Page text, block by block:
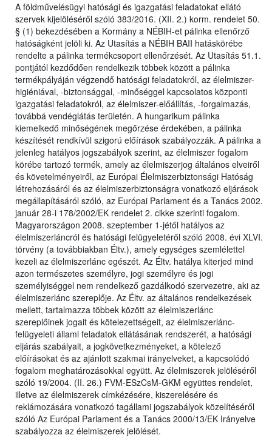
A földművelésügyi hatósági és igazgatási feladatokat ellátó
szervek kijelöléséről szóló 383/2016. (XII. 2.) korm. rendelet 50.
§ (1) bekezdésében a Kormány a NÉBIH-et pálinka ellenőrző
hatóságként jelöli ki. Az Utasítás a NÉBIH BAII hatáskörébe
rendelte a pálinka termékcsoport ellenőrzését. Az Utasítás 51.1.
pontjától kezdődően rendelkezik többek között a pálinka
termékpályáján végzendő hatósági feladatokról, az élelmiszer-
higiéniával, -biztonsággal, -minőséggel kapcsolatos központi
igazgatási feladatokról, az élelmiszer-előállítás, -forgalmazás,
továbbá vendéglátás területén. A hungarikum pálinka
kiemelkedő minőségének megőrzése érdekében, a pálinka
készítését rendkívül szigorú előírások szabályozzák. A pálinka a
jelenleg hatályos jogszabályok szerint, az élelmiszer fogalom
körébe tartozó termék, amely az élelmiszerjog általános elveiről
és követelményeiről, az Európai Élelmiszerbiztonsági Hatóság
létrehozásáról és az élelmiszerbiztonságra vonatkozó eljárások
megállapításáról szóló, az Európai Parlament és a Tanács 2002.
január 28-i 178/2002/EK rendelet 2. cikke szerinti fogalom.
Magyarországon 2008. szeptember 1-jétől hatályos az
élelmiszerláncról és hatósági felügyeletéről szóló 2008. évi XLVI.
törvény (a továbbiakban Éltv.), amely egységes szemlélettel
kezeli az élelmiszerlánc egészét. Az Éltv. hatálya kiterjed mind
azon természetes személyre, jogi személyre és jogi
személyiséggel nem rendelkező gazdálkodó szervezetre, aki az
élelmiszerlánc szereplője. Az Éltv. az általános rendelkezések
mellett, tartalmazza többek között az élelmiszerlánc
szereplőinek jogait és kötelezettségeit, az élelmiszerlánc-
felügyeleti állami feladatok ellátásának rendszerét, a hatósági
eljárás szabályait, a jogkövetkezményeket, a kötelező
előírásokat és az ajánlott szakmai irányelveket, a kapcsolódó
fogalom meghatározásokkal együtt. Az élelmiszerek jelöléséről
szóló 19/2004. (II. 26.) FVM-ESzCsM-GKM együttes rendelet,
illetve az élelmiszerek címkézésére, kiszerelésére és
reklámozására vonatkozó tagállami jogszabályok közelítéséről
szóló Az Európai Parlament és a Tanács 2000/13/EK Irányelve
szabályozza az élelmiszerek jelölését.